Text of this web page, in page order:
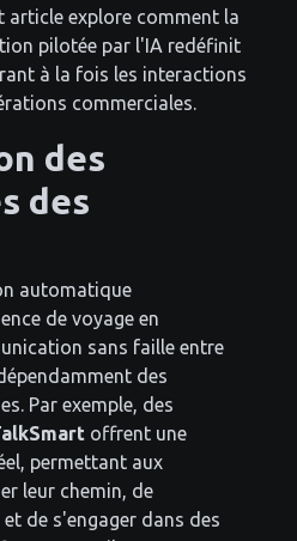
article explore comment la
pilotée par l'IA redéfinit
à la fois les interactions
commerciales.
des
des
automatique
de voyage en
sans faille entre
des
Par exemple, des
offrent une
permettant aux
leur chemin, de
de s'engager dans des